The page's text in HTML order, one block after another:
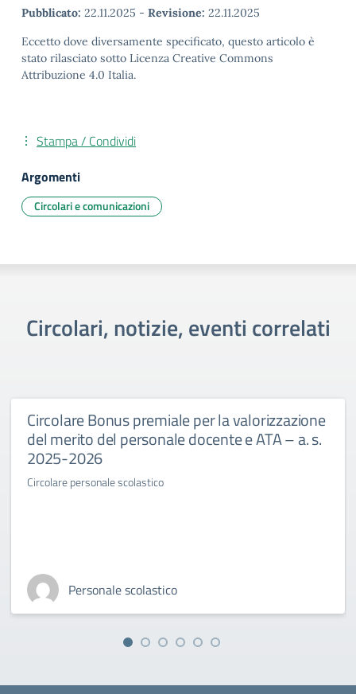
Pubblicato: 22.11.2025 - Revisione: 22.11.2025
Eccetto dove diversamente specificato, questo articolo è
stato rilasciato sotto Licenza Creative Commons
Attribuzione 4.0 Italia.
Stampa / Condividi
Argomenti
Circolari e comunicazioni
Circolari, notizie, eventi correlati
Circolare Bonus premiale per la valorizzazione
del merito del personale docente e ATA – a. s.
2025-2026
Circolare personale scolastico
Personale scolastico